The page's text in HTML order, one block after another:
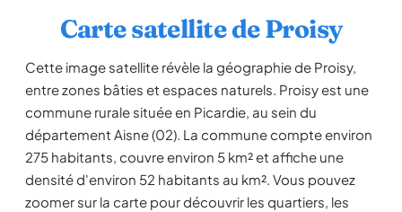
Carte satellite de Proisy
Cette image satellite révèle la géographie de Proisy,
entre zones bâties et espaces naturels. Proisy est une
commune rurale située en Picardie, au sein du
département Aisne (02). La commune compte environ
275 habitants, couvre environ 5 km² et affiche une
densité d'environ 52 habitants au km². Vous pouvez
zoomer sur la carte pour découvrir les quartiers, les